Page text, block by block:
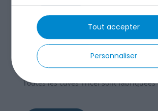
Personnaliser
Tout accepter
Toutes les cuves Tricel sont fabriquées